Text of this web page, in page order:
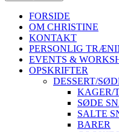
FORSIDE
OM CHRISTINE
KONTAKT
PERSONLIG
EVENTS &
OPSKRIFTER
DESSERT/
KAGER/
SØDE
SALTE
BARER